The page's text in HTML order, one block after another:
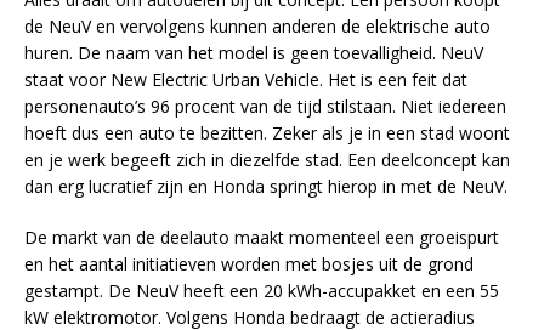
de NeuV en vervolgens kunnen anderen de elektrische auto
huren. De naam van het model is geen toevalligheid. NeuV
staat voor New Electric Urban Vehicle. Het is een feit dat
personenauto’s 96 procent van de tijd stilstaan. Niet iedereen
hoeft dus een auto te bezitten. Zeker als je in een stad woont
en je werk begeeft zich in diezelfde stad. Een deelconcept kan
dan erg lucratief zijn en Honda springt hierop in met de NeuV.
De markt van de deelauto maakt momenteel een groeispurt
en het aantal initiatieven worden met bosjes uit de grond
gestampt. De NeuV heeft een 20 kWh-accupakket en een 55
kW elektromotor. Volgens Honda bedraagt de actieradius